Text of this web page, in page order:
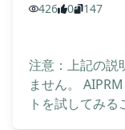
426 0 147
注意：上記の説
ません。
トを試してみる